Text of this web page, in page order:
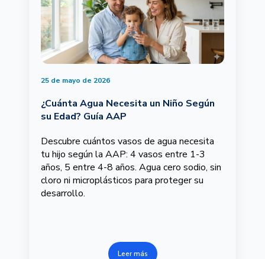
25 de mayo de 2026
¿Cuánta Agua Necesita un Niño Según
su Edad? Guía AAP
Descubre cuántos vasos de agua necesita
tu hijo según la AAP: 4 vasos entre 1-3
años, 5 entre 4-8 años. Agua cero sodio, sin
cloro ni microplásticos para proteger su
desarrollo.
Leer más